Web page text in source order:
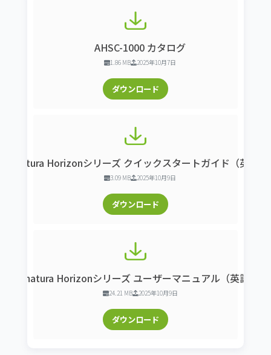
AHSC-1000 カタログ
1.86 MB 2025年10月7日
ダウンロード
Armatura Horizonシリーズ クイックスタートガイド（英語版
3.09 MB 2025年10月9日
ダウンロード
Armatura Horizonシリーズ ユーザーマニュアル（英語版）
24.21 MB 2025年10月9日
ダウンロード